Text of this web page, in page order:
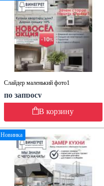
Слайдер маленький фото1
по запросу
В корзину
Новинка